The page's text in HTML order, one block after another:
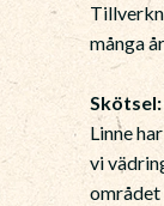
många
Skötsel:
Linne
vi
området